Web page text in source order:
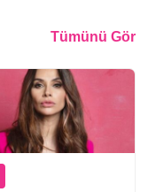
Tümünü Gör